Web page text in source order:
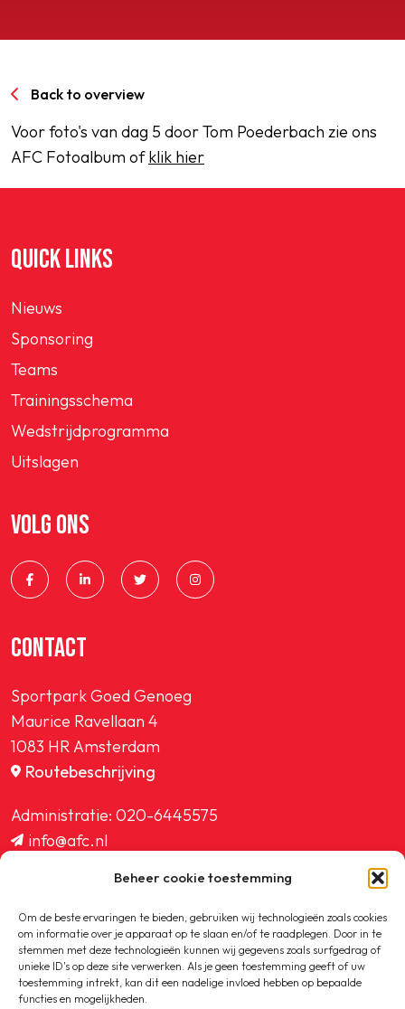
Beheer cookie toestemming
Om de beste ervaringen te bieden, gebruiken wij technologieën zoals cookies
om informatie over je apparaat op te slaan en/of te raadplegen. Door in te
stemmen met deze technologieën kunnen wij gegevens zoals surfgedrag of
unieke ID's op deze site verwerken. Als je geen toestemming geeft of uw
toestemming intrekt, kan dit een nadelige invloed hebben op bepaalde
functies en mogelijkheden.
Back to overview
Voor foto's van dag 5 door Tom Poederbach zie ons
AFC Fotoalbum ofklik hier
QUICK LINKS
Nieuws
Sponsoring
Teams
Trainingsschema
Wedstrijdprogramma
Uitslagen
VOLG ONS
CONTACT
Sportpark Goed Genoeg
Maurice Ravellaan 4
1083 HR Amsterdam
Routebeschrijving
Administratie: 020-6445575
info@afc.nl
ledenadministratie@afc.nl